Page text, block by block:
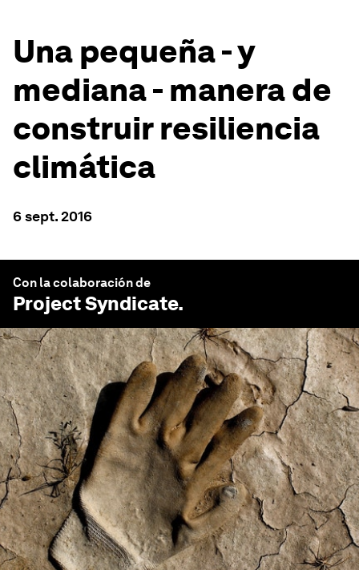
Una pequeña - y
mediana - manera de
construir resiliencia
climática
6 sept. 2016
Con la colaboración de
Project Syndicate.